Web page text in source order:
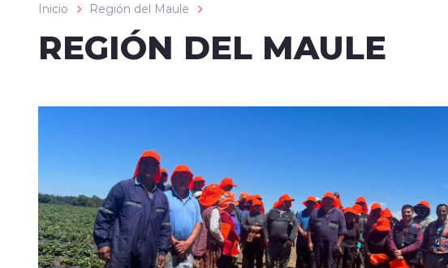
Inicio Región del Maule
REGIÓN DEL MAULE